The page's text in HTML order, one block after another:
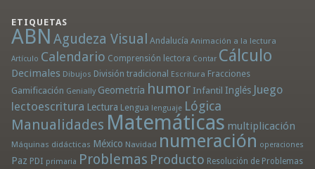
ETIQUETAS
ABN Agudeza Visual Andalucía Animación a la lectura
Artículo Calendario Comprensión lectora Contar Cálculo
Decimales Dibujos División tradicional Escritura Fracciones
Gamificación Genially Geometría humor Infantil Inglés Juego
lectoescritura Lectura Lengua lenguaje Lógica
Manualidades Matemáticas multiplicación
Máquinas didácticas México Navidad numeración operaciones
Paz PDI primaria Problemas Producto Resolución de Problemas